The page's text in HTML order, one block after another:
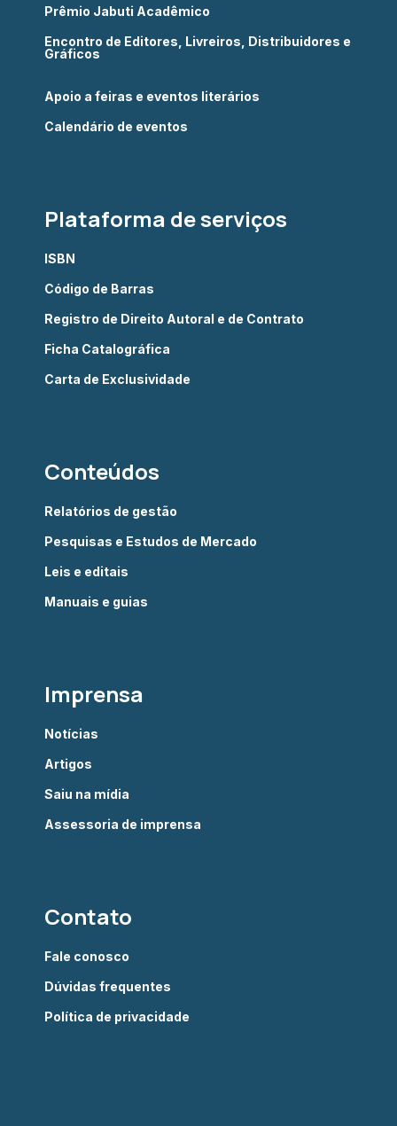
Prêmio Jabuti Acadêmico
Encontro de Editores, Livreiros, Distribuidores e
Gráficos
Apoio a feiras e eventos literários
Calendário de eventos
Plataforma de serviços
ISBN
Código de Barras
Registro de Direito Autoral e de Contrato
Ficha Catalográfica
Carta de Exclusividade
Conteúdos
Relatórios de gestão
Pesquisas e Estudos de Mercado
Leis e editais
Manuais e guias
Imprensa
Notícias
Artigos
Saiu na mídia
Assessoria de imprensa
Contato
Fale conosco
Dúvidas frequentes
Política de privacidade